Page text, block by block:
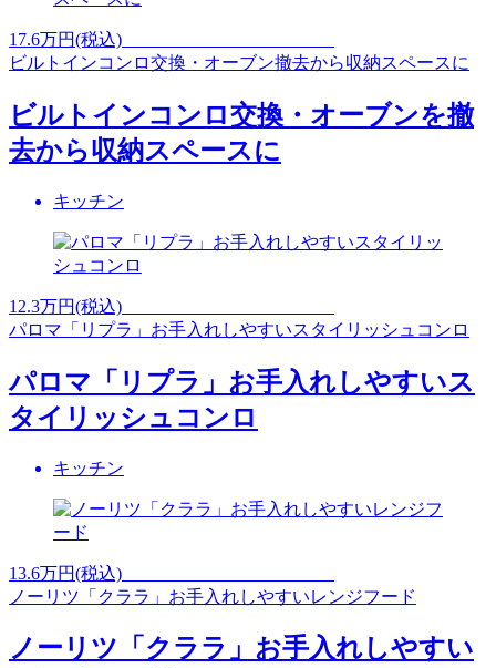
17.6万円(税込)
ビルトインコンロ交換・オーブン撤去から収納スペースに
ビルトインコンロ交換・オーブンを撤
去から収納スペースに
キッチン
12.3万円(税込)
パロマ「リプラ」お手入れしやすいスタイリッシュコンロ
パロマ「リプラ」お手入れしやすいス
タイリッシュコンロ
キッチン
13.6万円(税込)
ノーリツ「クララ」お手入れしやすいレンジフード
ノーリツ「クララ」お手入れしやすい